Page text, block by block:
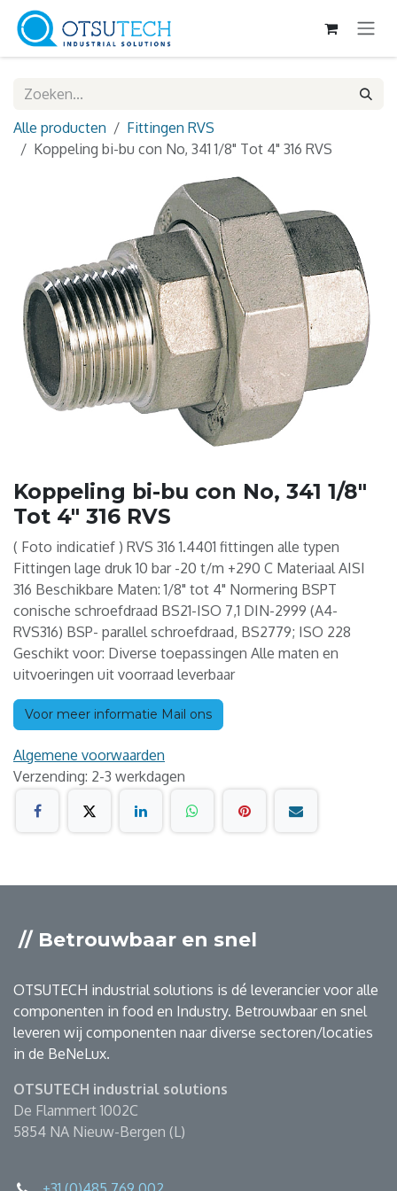
Overslaan naar inhoud
Alle producten
Fittingen RVS
Koppeling bi-bu con No, 341 1/8" Tot 4" 316 RVS
Koppeling bi-bu con No, 341 1/8"
Tot 4" 316 RVS
( Foto indicatief ) RVS 316 1.4401 fittingen alle typen
Fittingen lage druk 10 bar -20 t/m +290 C Materiaal AISI
316 Beschikbare Maten: 1/8" tot 4" Normering BSPT
conische schroefdraad BS21-ISO 7,1 DIN-2999 (A4-
RVS316) BSP- parallel schroefdraad, BS2779; ISO 228
Geschikt voor: Diverse toepassingen Alle maten en
uitvoeringen uit voorraad leverbaar
Voor meer informatie Mail ons
Algemene voorwaarden
Verzending: 2-3 werkdagen
// Betrouwbaar en snel
OTSUTECH industrial solutions is dé leverancier voor alle
componenten in food en Industry. Betrouwbaar en snel
leveren wij componenten naar diverse sectoren/locaties
in de BeNeLux.
OTSUTECH industrial solutions
De Flammert 1002C
5854 NA Nieuw-Bergen (L)